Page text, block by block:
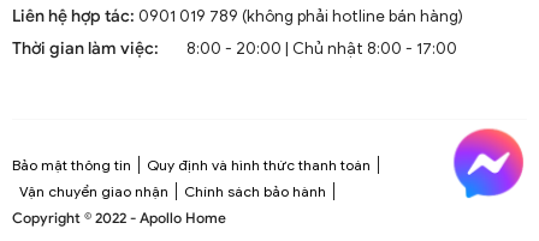
composite để đảm bảo độ bền và hiệu suất.
Nguyên lý hoạt động cơ bản
Động cơ điện làm quay các cánh quạt, tạo ra dòng không
khí tuần hoàn trong không gian phòng.
Công nghệ tiên tiến tích hợp
Liên hệ hợp tác: 0901 019 789 (không phải hotline bán hàng)
Thời gian làm việc:
8:00 - 20:00 | Chủ nhật 8:00 - 17:00
Bảo mật thông tin
Quy định và hình thức thanh toán
Vận chuyển giao nhận
Chính sách bảo hành
Copyright © 2022 - Apollo Home